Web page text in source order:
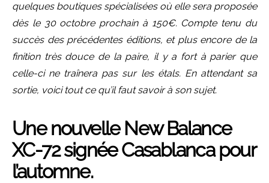
quelques boutiques spécialisées où elle sera proposée
dès le 30 octobre prochain à 150€. Compte tenu du
succès des précédentes éditions, et plus encore de la
finition très douce de la paire, il y a fort à parier que
celle-ci ne traînera pas sur les étals. En attendant sa
sortie, voici tout ce qu’il faut savoir à son sujet.
Une nouvelle New Balance
XC-72 signée Casablanca pour
l’automne.